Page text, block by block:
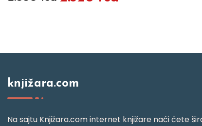
knjižara.com
Na sajtu Knjižara.com internet knjižare naći ćete